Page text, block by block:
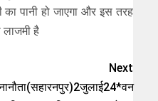
पानी हो जाएगा और इस तरह
लाजमी है
Next